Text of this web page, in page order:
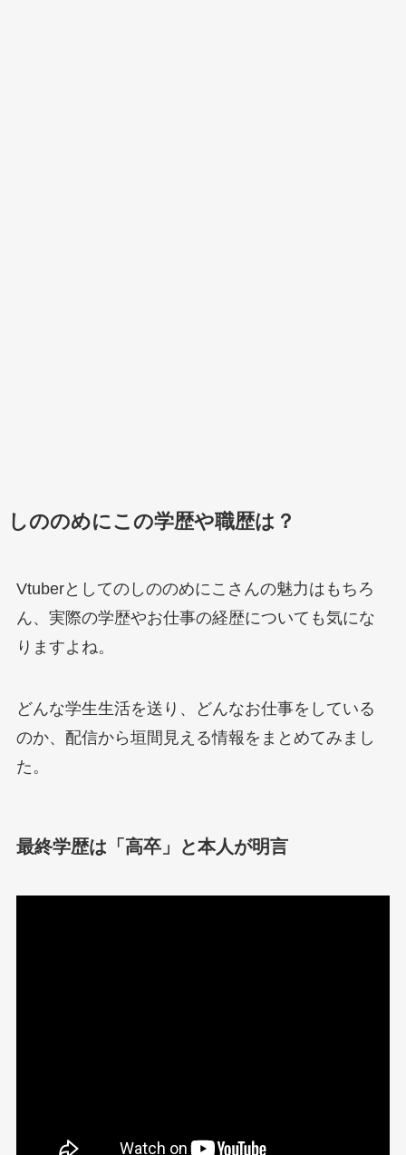
しののめにこの学歴や職歴は？
Vtuberとしてのしののめにこさんの魅力はもちろ
ん、実際の学歴やお仕事の経歴についても気にな
りますよね。
どんな学生生活を送り、どんなお仕事をしている
のか、配信から垣間見える情報をまとめてみまし
た。
最終学歴は「高卒」と本人が明言